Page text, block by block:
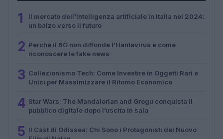
1
Il mercato dell’intelligenza artificiale in Italia nel 2024:
un balzo verso il futuro
2 Perché il 6G non diffonde l’Hantavirus e come
riconoscere le fake news
3 Collezionismo Tech: Come Investire in Oggetti Rari e
Unici per Massimizzare il Ritorno Economico
4 Star Wars: The Mandalorian and Grogu conquista il
pubblico digitale dopo l’uscita in sala
5 Il Cast di Odissea: Chi Sono i Protagonisti del Nuovo